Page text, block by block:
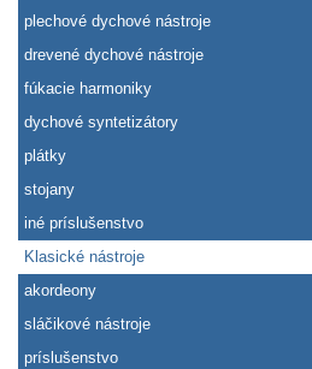
plechové dychové nástroje
drevené dychové nástroje
fúkacie harmoniky
dychové syntetizátory
plátky
stojany
iné príslušenstvo
Klasické nástroje
akordeony
sláčikové nástroje
príslušenstvo